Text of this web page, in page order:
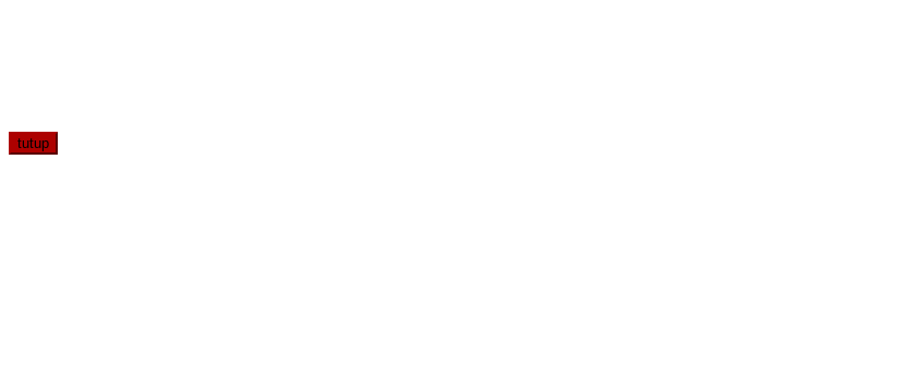
tutup